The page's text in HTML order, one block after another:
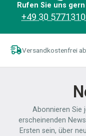
Rufen Sie uns gern
+49 30
Versandkostenfrei
Abonnieren Sie
erscheinenden
Ersten sein, über